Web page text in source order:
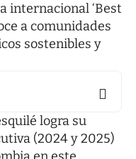
internacional ‘Best
a comunidades
sostenibles y
logra su
(2024 y 2025)